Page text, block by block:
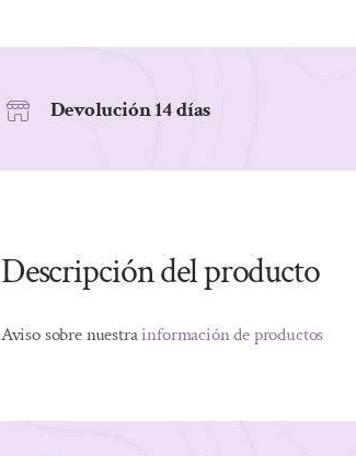
Devolución 14 días
Descripción del producto
Aviso sobre nuestrainformación de productos